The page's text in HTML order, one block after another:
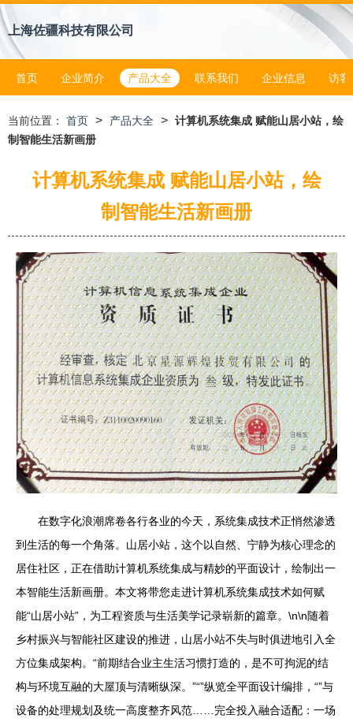
上海佐疆科技有限公司
首页 企业简介 产品大全 联系我们 企业信息 访客
当前位置： 首页 > 产品大全 > 计算机系统集成 赋能山居小站，绘
制智能生活新画册
计算机系统集成 赋能山居小站，绘
制智能生活新画册
在数字化浪潮席卷各行各业的今天，系统集成技术正悄然渗透
到生活的每一个角落。山居小站，这个以自然、宁静为核心理念的
居住社区，正在借助计算机系统集成与精妙的平面设计，绘制出一
本智能生活新画册。本文将带您走进计算机系统集成技术如何赋
能“山居小站”，为工程资质与生活美学记录崭新的篇章。\n\n随着
乡村振兴与智能社区建设的推进，山居小站不失与时俱进地引入全
方位集成架构。“前期结合业主生活习惯打造的，是不可拘泥的结
构与环境互融的大屋顶与清晰纵深。”“”纵览全平面设计编排，“”与
设备的处理规划及统一高度整齐风范……完全投入融合适配：一场